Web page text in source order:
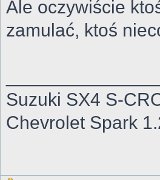
Ale oczywiście
zamulać, ktoś
Suzuki SX4 S-
Chevrolet Spark